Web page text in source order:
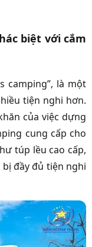
biệt với cắm
camping”, là một
tiện nghi hơn.
của việc dựng
cung cấp cho
túp lều cao cấp,
đầy đủ tiện nghi